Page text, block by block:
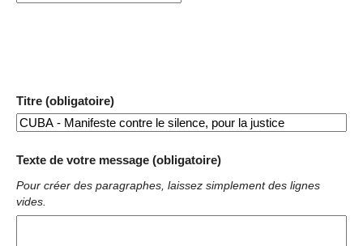
Titre (obligatoire)
Texte de votre message (obligatoire)
Pour créer des paragraphes, laissez simplement des lignes
vides.